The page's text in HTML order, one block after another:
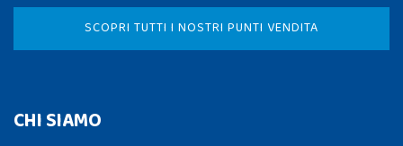
SCOPRI TUTTI I NOSTRI PUNTI VENDITA
CHI SIAMO